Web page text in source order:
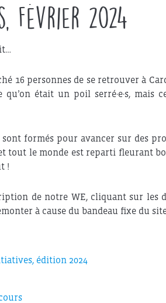
Février 2024
16 personnes de se retrouver à
qu’on était un poil serré·e·s,
formés pour avancer sur des
tout le monde est reparti fleurant
!
de notre WE, cliquant sur les
à cause du bandeau fixe du
édition 2024